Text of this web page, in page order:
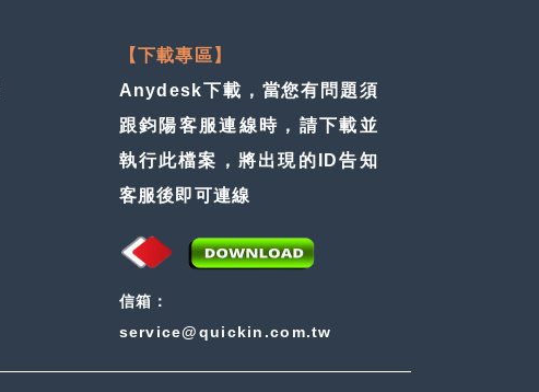
【下載專區】
Anydesk下載，當您有問題須
跟鈞陽客服連線時，請下載並
執行此檔案，將出現的ID告知
客服後即可連線
信箱：
service@quickin.com.tw